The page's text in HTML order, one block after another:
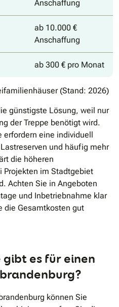
Anschaffung
ab 10.000 €
Anschaffung
ab 300 € pro Monat
(Stand: 2026)
günstigste Lösung, weil nur
der Treppe benötigt wird.
eine individuell
und häufig mehr
die höheren
Projekten im Stadtgebiet
Achten Sie in Angeboten
und Inbetriebnahme klar
die Gesamtkosten gut
gibt es für einen
können Sie